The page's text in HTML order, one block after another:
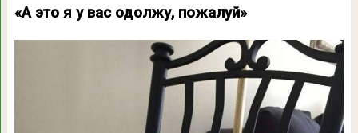
«А это я у вас одолжу, пожалуй»